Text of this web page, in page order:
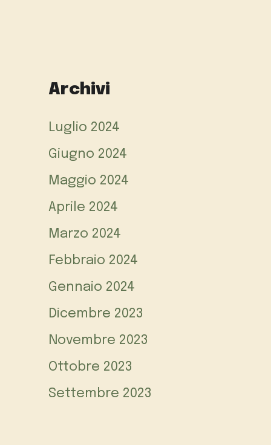
Archivi
Luglio 2024
Giugno 2024
Maggio 2024
Aprile 2024
Marzo 2024
Febbraio 2024
Gennaio 2024
Dicembre 2023
Novembre 2023
Ottobre 2023
Settembre 2023